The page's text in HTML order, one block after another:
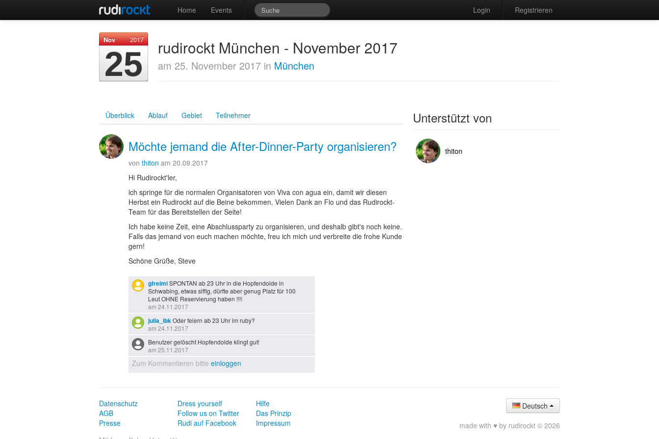
Home Events Login Registrieren
2017
Nov
25 rudirockt München - November 2017
am 25. November 2017 in München
Überblick Ablauf Gebiet Teilnehmer
Möchte jemand die After-Dinner-Party organisieren?
von thiton am 20.09.2017
Hi Rudirockt'ler,
ich springe für die normalen Organisatoren von Viva con agua ein, damit wir diesen
Herbst ein Rudirockt auf die Beine bekommen. Vielen Dank an Flo und das Rudirockt-
Team für das Bereitstellen der Seite!
Ich habe keine Zeit, eine Abschlussparty zu organisieren, und deshalb gibt's noch keine.
Falls das jemand von euch machen möchte, freu ich mich und verbreite die frohe Kunde
gern!
Schöne Grüße, Steve
gfreimiSPONTAN ab 23 Uhr in die Hopfendolde in
Schwabing, etwas siffig, dürfte aber genug Platz für 100
Leut OHNE Reservierung haben !!!!
am 24.11.2017
julia_ibkOder feiern ab 23 Uhr im ruby?
am 24.11.2017
Benutzer gelöscht Hopfendolde klingt gut!
am 25.11.2017
Zum Kommentieren bitte einloggen
Unterstützt von
thiton
Datenschutz
AGB
Presse
Dress yourself
Follow us on Twitter
Rudi auf Facebook
Hilfe
Das Prinzip
Impressum
Deutsch
made with ♥ by rudirockt © 2026